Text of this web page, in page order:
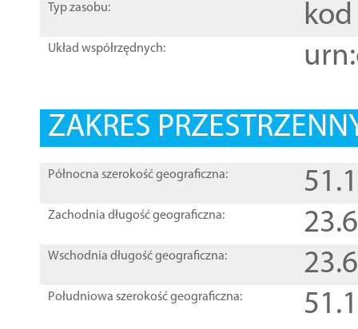
Typ zasobu: kod
Układ współrzędnych:
ZAKRES
Północna szerokość geograficzna:
Zachodnia długość geograficzna:
Wschodnia długość geograficzna:
Południowa szerokość geograficzna: